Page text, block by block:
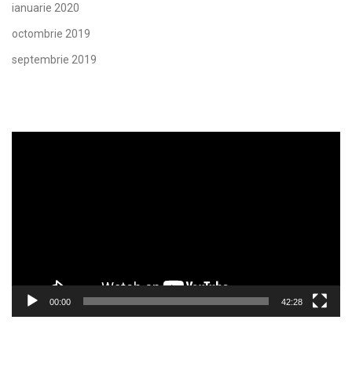
ianuarie 2020
octombrie 2019
septembrie 2019
00:00 42:28